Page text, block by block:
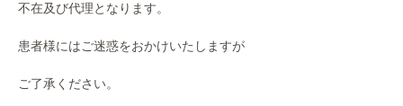
不在及び代理となります。
患者様にはご迷惑をおかけいたしますが
ご了承ください。